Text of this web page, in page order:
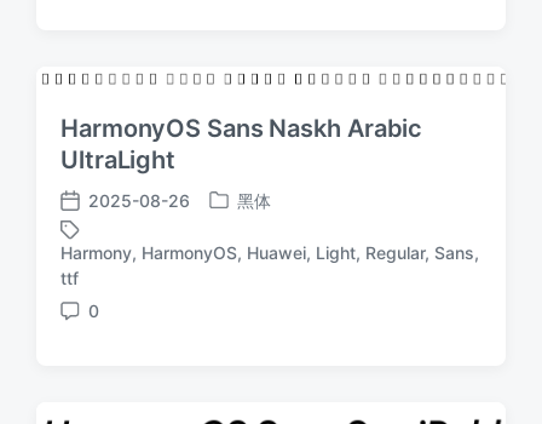
HarmonyOS Sans Naskh Arabic
UltraLight
发
布
日
期
2025-08-26
发
于
黑体
标
签
Harmony, HarmonyOS, Huawei, Light, Regular, Sans,
ttf
评
0